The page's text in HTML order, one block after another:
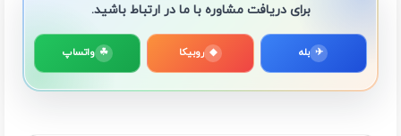
برای دریافت مشاوره با ما در ارتباط باشید.
✈ بله ◆ روبیکا ☘ واتساپ